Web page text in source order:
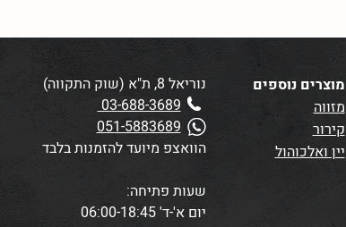
נוריאל 8, ת"א (שוק התקווה)
03-688-3689
051-5883689
הוואצפ מיועד להזמנות בלבד
שעות פתיחה:
יום א'-ד' 06:00-18:45
מוצרים נוספים
מזווה
קירור
יין ואלכוהול